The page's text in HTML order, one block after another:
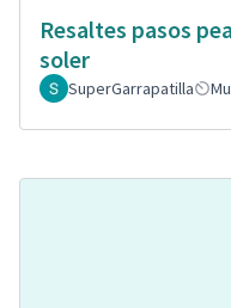
Resaltes pasos
soler
SuperGarrapatilla